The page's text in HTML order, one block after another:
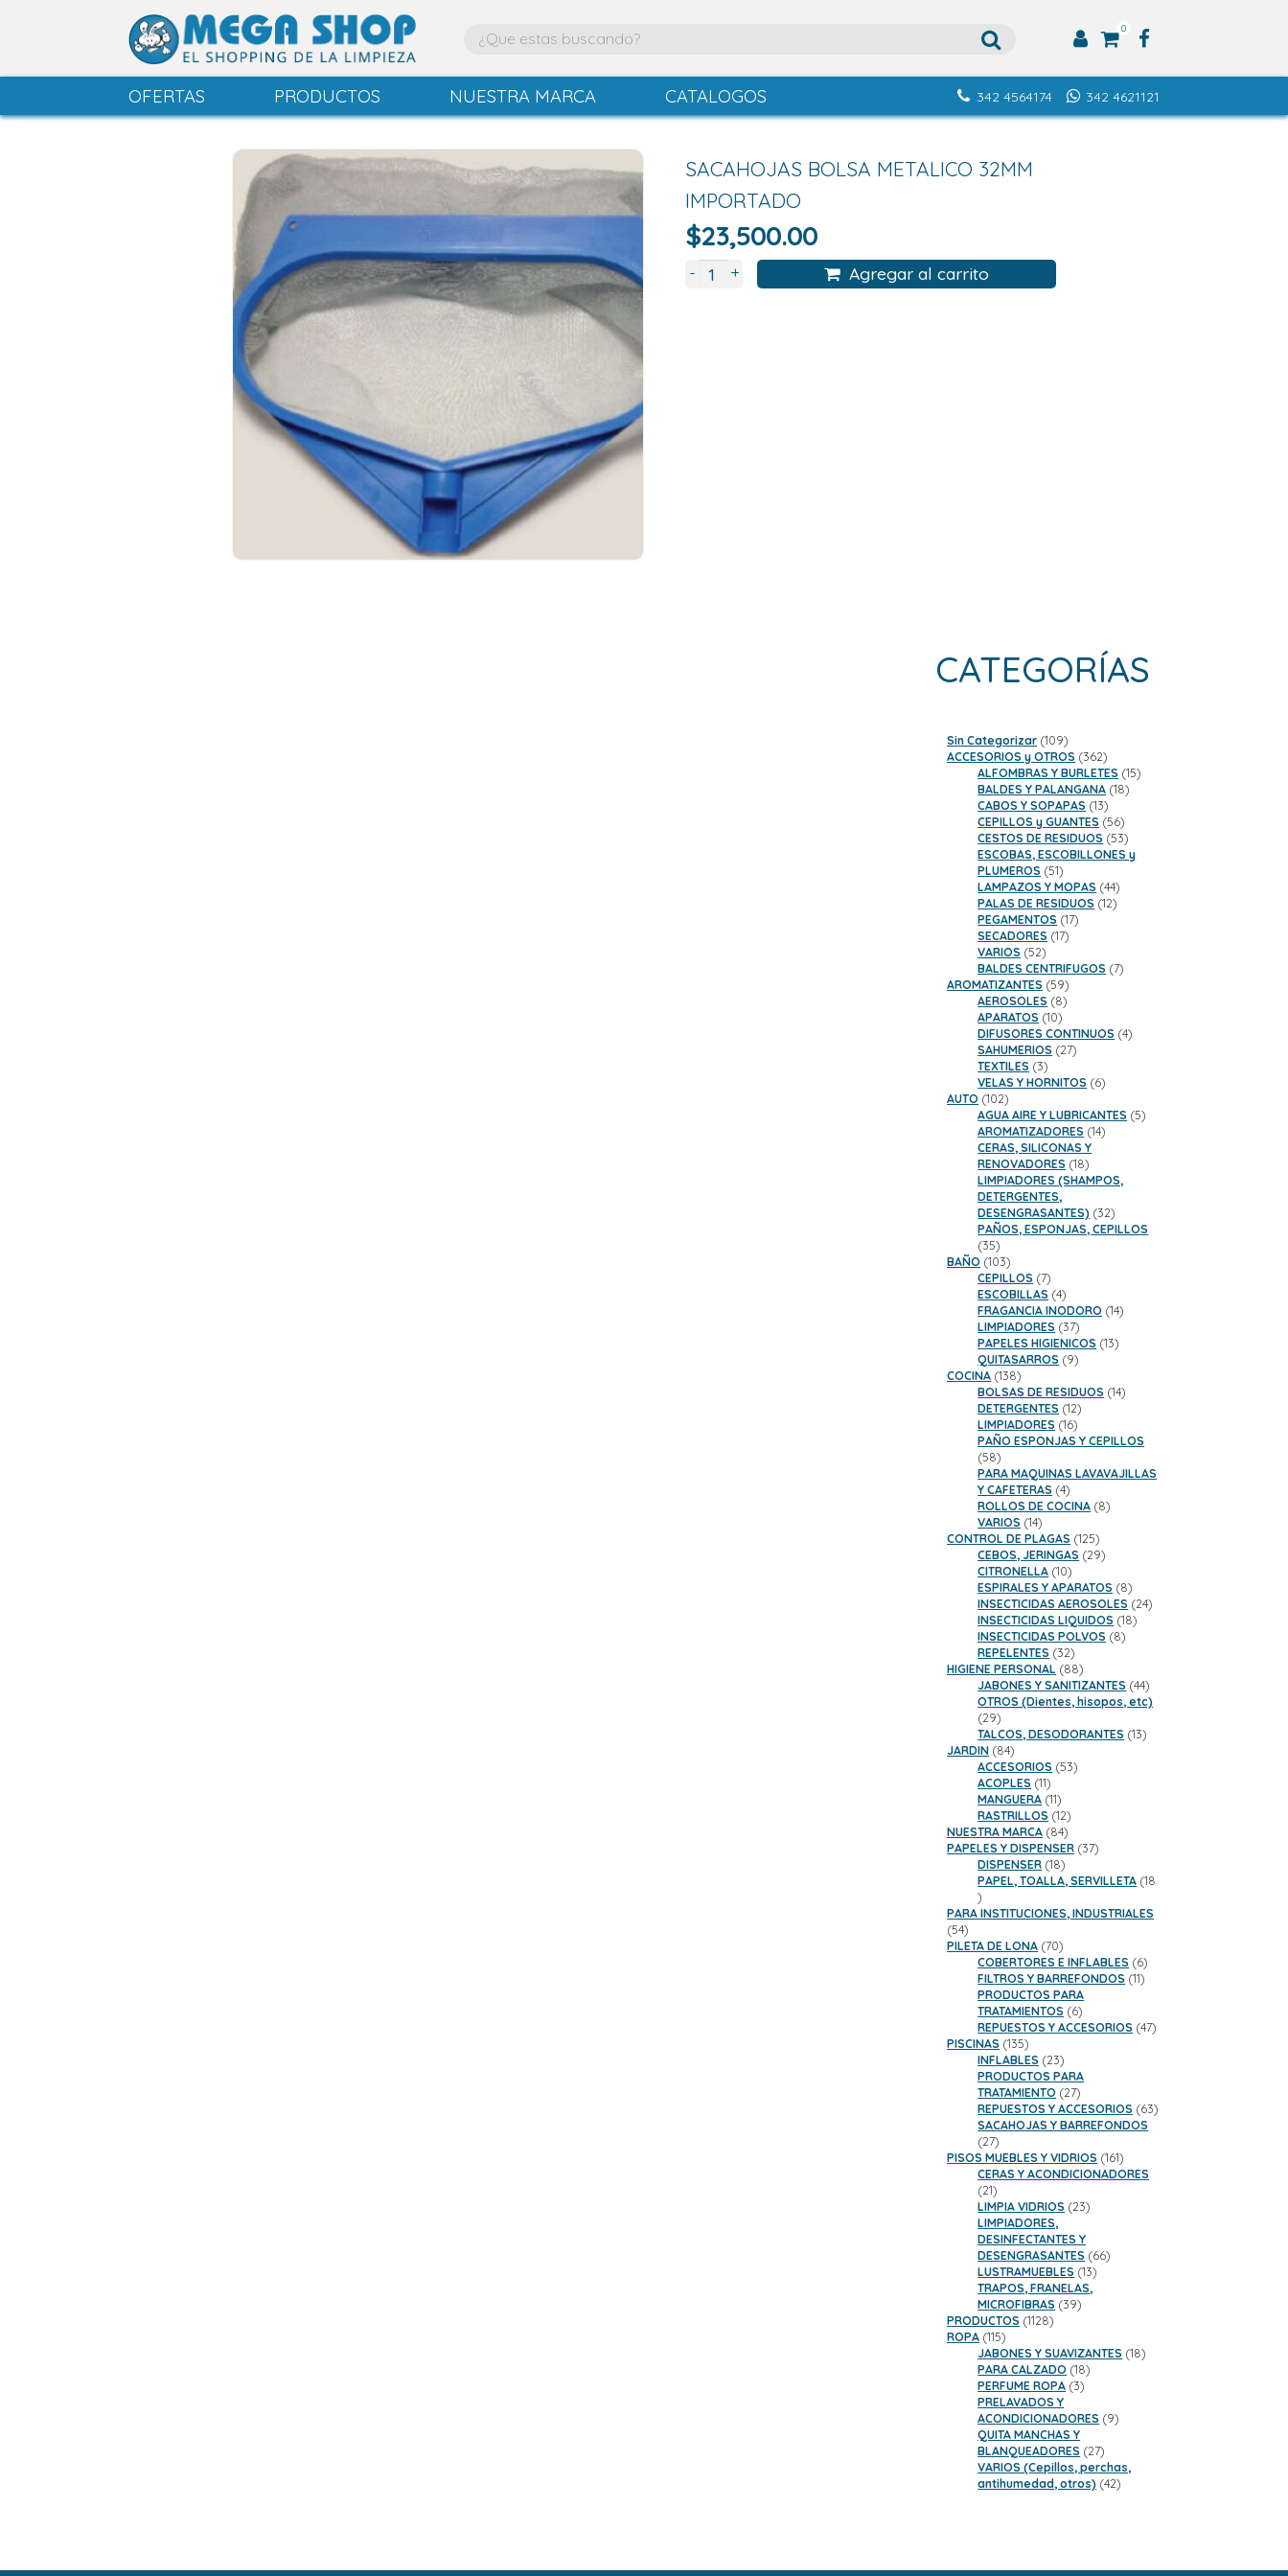
0
OFERTAS PRODUCTOS NUESTRA MARCA CATALOGOS 342 4621121
342 4564174
SACAHOJAS BOLSA METALICO 32MM
IMPORTADO
$23,500.00
- + Agregar al carrito
CATEGORÍAS
Sin Categorizar 109109
productos
ACCESORIOS y OTROS 362362
productos
ALFOMBRAS Y BURLETES 1515
BALDES Y PALANGANA 1818
CABOS Y SOPAPAS 1313
productos
CEPILLOS y GUANTES 5656
productos
CESTOS DE RESIDUOS 5353
productos
ESCOBAS, ESCOBILLONES y
PLUMEROS 5151
productos
LAMPAZOS Y MOPAS 4444
productos
PALAS DE RESIDUOS 1212
PEGAMENTOS 1717
SECADORES 1717
VARIOS 5252
productos
BALDES CENTRIFUGOS 77
AROMATIZANTES 5959
productos
AEROSOLES 88
APARATOS 1010
productos
DIFUSORES CONTINUOS 44
SAHUMERIOS 2727
TEXTILES 33
productos
VELAS Y HORNITOS 66
AUTO 102102
productos
AGUA AIRE Y LUBRICANTES 55
AROMATIZADORES 1414
CERAS, SILICONAS Y
RENOVADORES 1818
productos
LIMPIADORES (SHAMPOS,
DETERGENTES,
DESENGRASANTES) 3232
productos
PAÑOS, ESPONJAS, CEPILLOS
3535
productos
BAÑO 103103
productos
CEPILLOS 77
productos
ESCOBILLAS 44
productos
FRAGANCIA INODORO 1414
LIMPIADORES 3737
productos
PAPELES HIGIENICOS 1313
QUITASARROS 99
COCINA 138138
productos
BOLSAS DE RESIDUOS 1414
DETERGENTES 1212
productos
LIMPIADORES 1616
productos
PAÑO ESPONJAS Y CEPILLOS
5858
productos
PARA MAQUINAS LAVAVAJILLAS
Y CAFETERAS 44
productos
ROLLOS DE COCINA 88
VARIOS 1414
productos
CONTROL DE PLAGAS 125125
productos
CEBOS, JERINGAS 2929
CITRONELLA 1010
productos
ESPIRALES Y APARATOS 88
productos
INSECTICIDAS AEROSOLES 2424
INSECTICIDAS LIQUIDOS 1818
INSECTICIDAS POLVOS 88
REPELENTES 3232
productos
HIGIENE PERSONAL 8888
productos
JABONES Y SANITIZANTES 4444
productos
OTROS (Dientes, hisopos, etc)
2929
productos
TALCOS, DESODORANTES 1313
JARDIN 8484
productos
ACCESORIOS 5353
ACOPLES 1111
productos
MANGUERA 1111
productos
RASTRILLOS 1212
productos
NUESTRA MARCA 8484
productos
PAPELES Y DISPENSER 3737
DISPENSER 1818
productos
PAPEL, TOALLA, SERVILLETA 18
18
productos
PARA INSTITUCIONES, INDUSTRIALES
5454
productos
PILETA DE LONA 7070
productos
COBERTORES E INFLABLES 66
productos
FILTROS Y BARREFONDOS 1111
PRODUCTOS PARA
TRATAMIENTOS 66
productos
REPUESTOS Y ACCESORIOS 4747
PISCINAS 135135
productos
INFLABLES 2323
productos
PRODUCTOS PARA
TRATAMIENTO 2727
productos
REPUESTOS Y ACCESORIOS 6363
SACAHOJAS Y BARREFONDOS
2727
productos
PISOS MUEBLES Y VIDRIOS 161161
productos
CERAS Y ACONDICIONADORES
2121
productos
LIMPIA VIDRIOS 2323
LIMPIADORES,
DESINFECTANTES Y
DESENGRASANTES 6666
LUSTRAMUEBLES 1313
TRAPOS, FRANELAS,
MICROFIBRAS 3939
PRODUCTOS 11281128
ROPA 115115
productos
JABONES Y SUAVIZANTES 1818
PARA CALZADO 1818
PERFUME ROPA 33
PRELAVADOS Y
ACONDICIONADORES 99
QUITA MANCHAS Y
BLANQUEADORES 2727
productos
VARIOS (Cepillos, perchas,
antihumedad, otros) 4242